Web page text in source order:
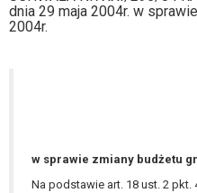
dnia 29 maja 2004r. w
2004r.
w sprawie zmiany budżetu
Na podstawie art. 18 ust. 2 pkt.